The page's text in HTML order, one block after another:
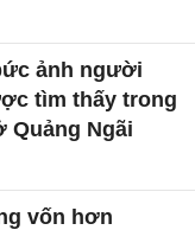
ảnh người
tìm thấy trong
Quảng Ngãi
vốn hơn